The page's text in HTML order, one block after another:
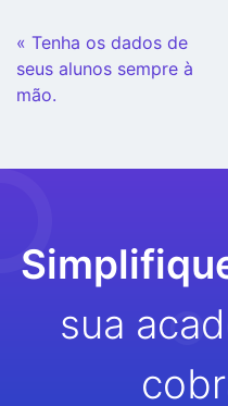
Continue
Lendo
« Tenha os dados de
seus alunos sempre à
mão.
sua